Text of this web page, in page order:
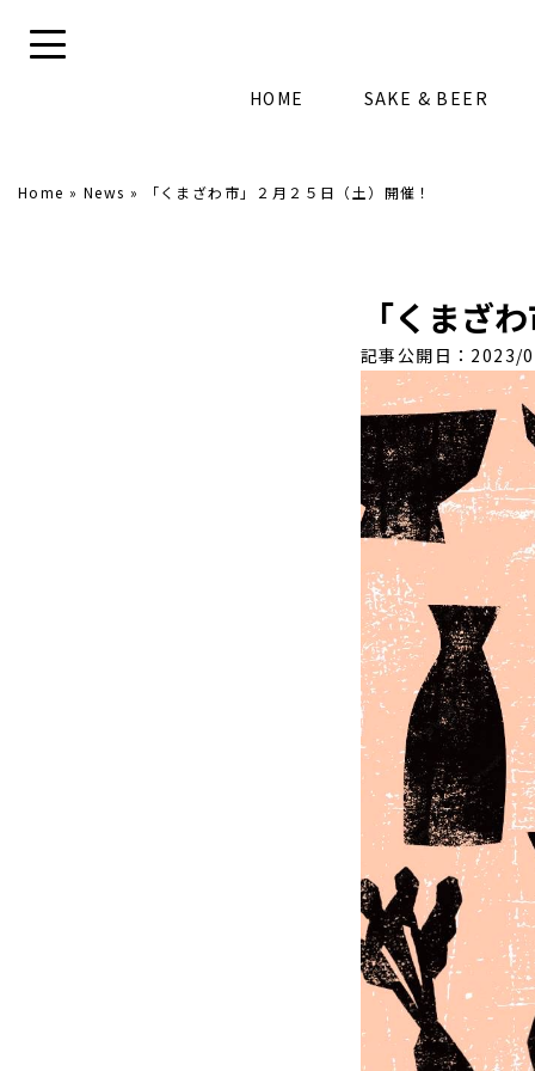
HOME SAKE & BEER
Home » News » 「くまざわ市」２月２５日（土）開催！
「くまざ
記事公開日：2023/